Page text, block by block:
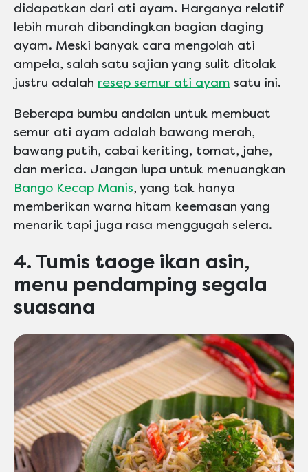
didapatkan dari ati ayam. Harganya relatif
lebih murah dibandingkan bagian daging
ayam. Meski banyak cara mengolah ati
ampela, salah satu sajian yang sulit ditolak
justru adalah resep semur ati ayam satu ini.
Beberapa bumbu andalan untuk membuat
semur ati ayam adalah bawang merah,
bawang putih, cabai keriting, tomat, jahe,
dan merica. Jangan lupa untuk menuangkan
Bango Kecap Manis, yang tak hanya
memberikan warna hitam keemasan yang
menarik tapi juga rasa menggugah selera.
4. Tumis taoge ikan asin,
menu pendamping segala
suasana